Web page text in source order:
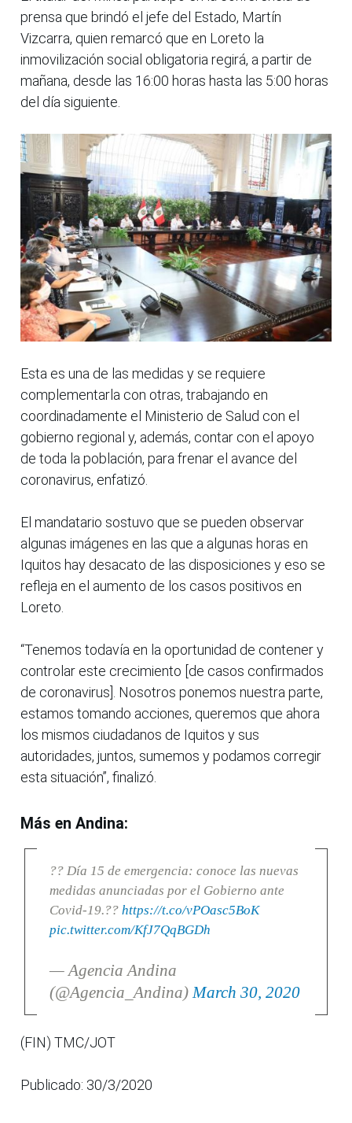
prensa que brindó el jefe del Estado, Martín
Vizcarra, quien remarcó que en Loreto la
inmovilización social obligatoria regirá, a partir de
mañana, desde las 16:00 horas hasta las 5:00 horas
del día siguiente.
Esta es una de las medidas y se requiere
complementarla con otras, trabajando en
coordinadamente el Ministerio de Salud con el
gobierno regional y, además, contar con el apoyo
de toda la población, para frenar el avance del
coronavirus, enfatizó.
El mandatario sostuvo que se pueden observar
algunas imágenes en las que a algunas horas en
Iquitos hay desacato de las disposiciones y eso se
refleja en el aumento de los casos positivos en
Loreto.
“Tenemos todavía en la oportunidad de contener y
controlar este crecimiento [de casos confirmados
de coronavirus]. Nosotros ponemos nuestra parte,
estamos tomando acciones, queremos que ahora
los mismos ciudadanos de Iquitos y sus
autoridades, juntos, sumemos y podamos corregir
esta situación”, finalizó.
Más en Andina:
?? Día 15 de emergencia: conoce las nuevas
medidas anunciadas por el Gobierno ante
Covid-19.?? https://t.co/vPOasc5BoK
pic.twitter.com/KfJ7QqBGDh
— Agencia Andina
(@Agencia_Andina) March 30, 2020
(FIN) TMC/JOT
Publicado: 30/3/2020